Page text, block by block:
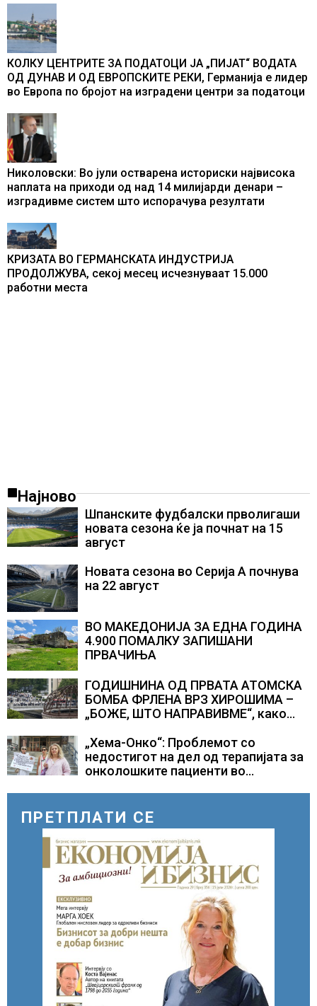
промени текот на историјата
КОЛКУ ЦЕНТРИТЕ ЗА ПОДАТОЦИ ЈА „ПИЈАТ“ ВОДАТА
ОД ДУНАВ И ОД ЕВРОПСКИТЕ РЕКИ, Германија е лидер
во Европа по бројот на изградени центри за податоци
Николовски: Во јули остварена историски највисока
наплата на приходи од над 14 милијарди денари –
изградивме систем што испорачува резултати
КРИЗАТА ВО ГЕРМАНСКАТА ИНДУСТРИЈА
ПРОДОЛЖУВА, секој месец исчезнуваат 15.000
работни места
Најново
Шпанските фудбалски прволигаши
новата сезона ќе ја почнат на 15
август
Новата сезона во Серија А почнува
на 22 август
ВО МАКЕДОНИЈА ЗА ЕДНА ГОДИНА
4.900 ПОМАЛКУ ЗАПИШАНИ
ПРВАЧИЊА
ГОДИШНИНА ОД ПРВАТА АТОМСКА
БОМБА ФРЛЕНА ВРЗ ХИРОШИМА –
„БОЖЕ, ШТО НАПРАВИВМЕ“, како
Геј“ и учесниците во
бомбардирањето го доживуваа овој
настан што го промени текот на
„Хема-Онко“: Проблемот со
недостигот на дел од терапијата за
онколошките пациенти во
ПРЕТПЛАТИ СЕ